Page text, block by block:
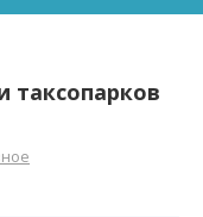
таксопарков